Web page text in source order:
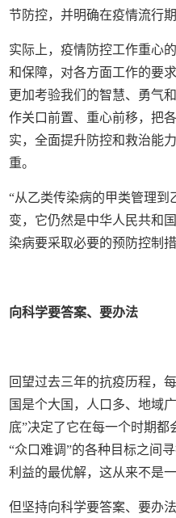
节防控，并明确在疫情流行
实际上，疫情防控工作重心
和保障，对各方面工作的要
更加考验我们的智慧、勇气
作关口前置、重心前移，把
实，全面提升防控和救治能
重。
“从乙类传染病的甲类管理
变，它仍然是中华人民共和
染病要采取必要的预防控制
向科学要答案、要办法
回望过去三年的抗疫历程，
国是个大国，人口多、地域
底”决定了它在每一个时期
“众口难调”的各种目标之间
利益的最优解，这从来不是
但坚持向科学要答案、要办